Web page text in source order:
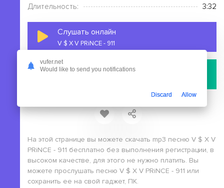
Длительность:
3:32
Слушать онлайн
V $ X V PRiNCE - 911
Скачать
На этой странице вы можете скачать mp3 песню V $ X V
PRiNCE - 911 бесплатно без выполнения регистрации, в
высоком качестве, для этого не нужно платить. Вы
можете прослушать песню V $ X V PRiNCE - 911 или
сохранить ее на свой гаджет, ПК.
vufer.net
Would like to send you notifications
Discard Allow